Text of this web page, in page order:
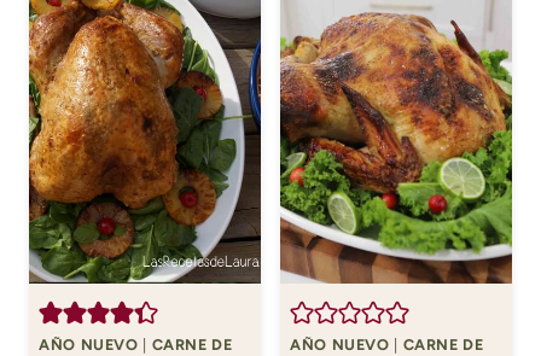
AÑO NUEVO
CARNE DE
AÑO NUEVO
CARNE DE